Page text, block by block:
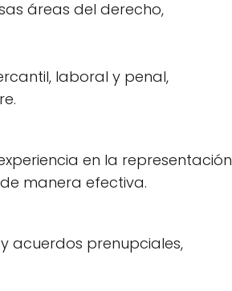
áreas del derecho,
laboral y penal,
en la representación
manera efectiva.
acuerdos prenupciales,